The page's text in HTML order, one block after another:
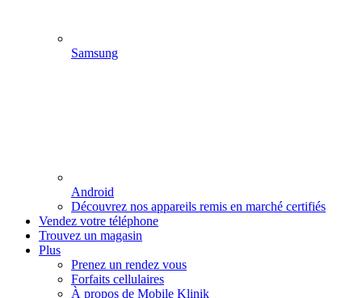
Samsung
Android
Découvrez nos appareils remis en marché certifiés
Vendez votre téléphone
Trouvez un magasin
Plus
Prenez un rendez vous
Forfaits cellulaires
À propos de Mobile Klinik